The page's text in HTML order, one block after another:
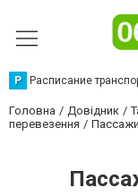
Р Расписание
Головна Довідник
перевезення